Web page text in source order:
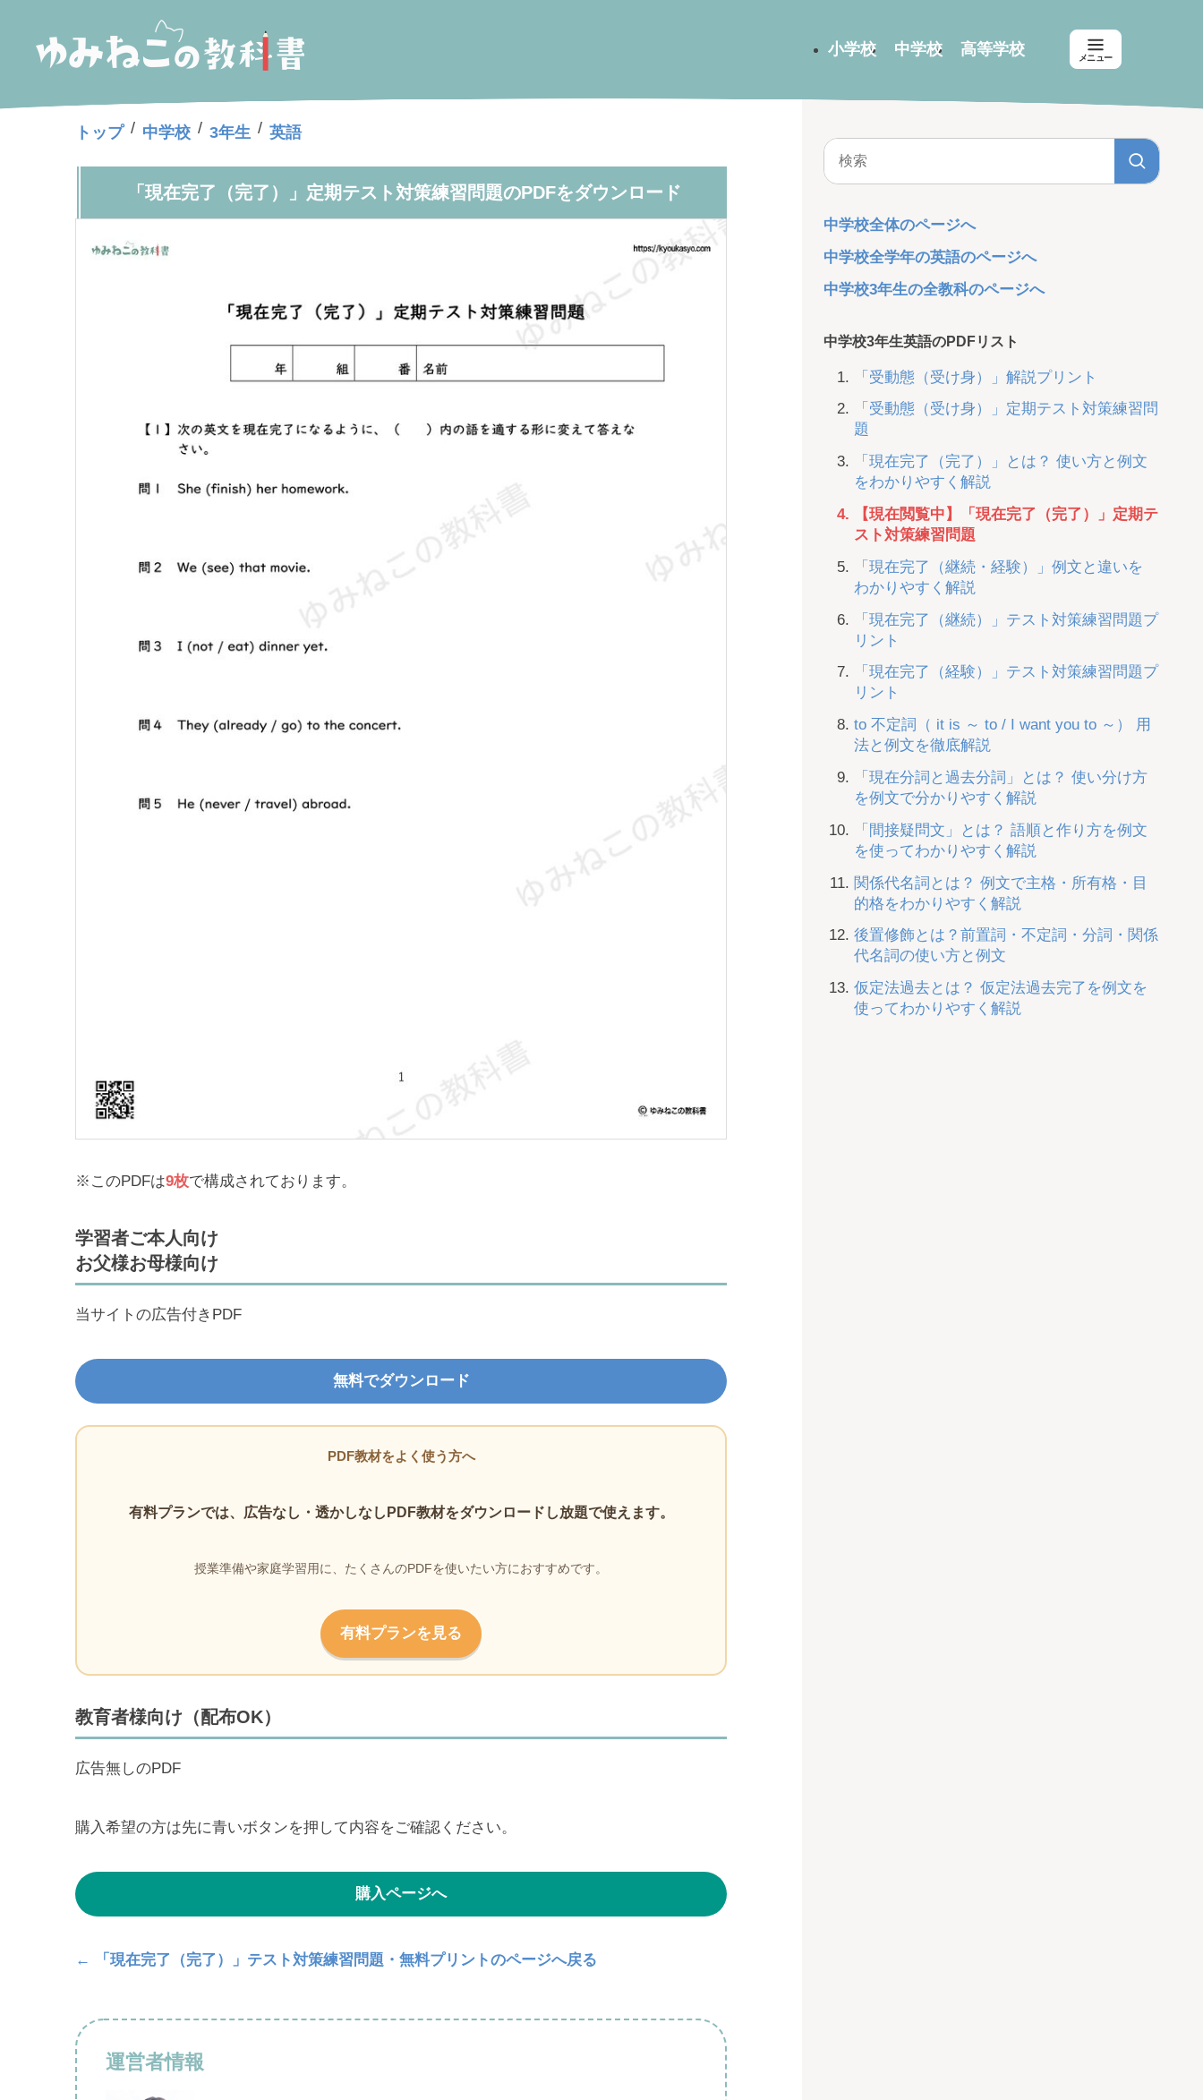
小学校 中学校 高等学校 メニュー
トップ / 中学校 / 3年生 / 英語
「現在完了（完了）」定期テスト対策練習問題のPDFをダウンロード
※このPDFは9枚で構成されております。
学習者ご本人向け
お父様お母様向け
当サイトの広告付きPDF
無料でダウンロード
PDF教材をよく使う方へ
有料プランでは、広告なし・透かしなしPDF教材をダウンロードし放題で使えます。
授業準備や家庭学習用に、たくさんのPDFを使いたい方におすすめです。
有料プランを見る
教育者様向け（配布OK）
広告無しのPDF
購入希望の方は先に青いボタンを押して内容をご確認ください。
購入ページへ
← 「現在完了（完了）」テスト対策練習問題・無料プリントのページへ戻る
運営者情報
中学校全体のページへ
中学校全学年の英語のページへ
中学校3年生の全教科のページへ
中学校3年生英語のPDFリスト
「受動態（受け身）」解説プリント
「受動態（受け身）」定期テスト対策練習問
題
「現在完了（完了）」とは？ 使い方と例文
をわかりやすく解説
【現在閲覧中】「現在完了（完了）」定期テ
スト対策練習問題
「現在完了（継続・経験）」例文と違いを
わかりやすく解説
「現在完了（継続）」テスト対策練習問題プ
リント
「現在完了（経験）」テスト対策練習問題プ
リント
to 不定詞（ it is ～ to / I want you to ～） 用
法と例文を徹底解説
「現在分詞と過去分詞」とは？ 使い分け方
を例文で分かりやすく解説
「間接疑問文」とは？ 語順と作り方を例文
を使ってわかりやすく解説
関係代名詞とは？ 例文で主格・所有格・目
的格をわかりやすく解説
後置修飾とは？前置詞・不定詞・分詞・関係
代名詞の使い方と例文
仮定法過去とは？ 仮定法過去完了を例文を
使ってわかりやすく解説